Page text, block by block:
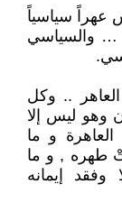
عهراً سياسياً
… والسياسي
.. وكل
وهو ليس إلا
و ما
طهره , و ما
وفقد إيمانه